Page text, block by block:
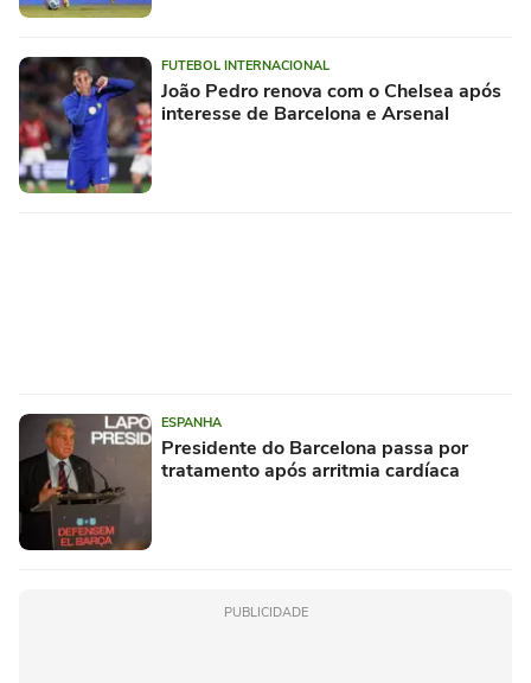
FUTEBOL INTERNACIONAL
João Pedro renova com o Chelsea após
interesse de Barcelona e Arsenal
ESPANHA
Presidente do Barcelona passa por
tratamento após arritmia cardíaca
PUBLICIDADE